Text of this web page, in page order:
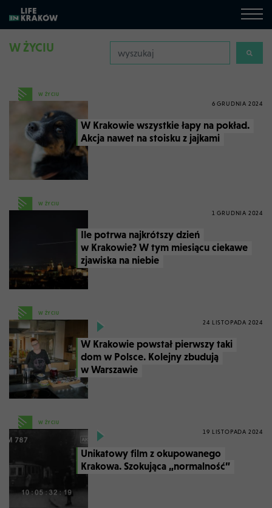
W ŻYCIU
W ŻYCIU
6 GRUDNIA 2024
W Krakowie wszystkie łapy na pokład.
Akcja nawet na stoisku z jajkami
W ŻYCIU
1 GRUDNIA 2024
Ile potrwa najkrótszy dzień
w Krakowie? W tym miesiącu ciekawe
zjawiska na niebie
W ŻYCIU
24 LISTOPADA 2024
W Krakowie powstał pierwszy taki
dom w Polsce. Kolejny zbudują
w Warszawie
W ŻYCIU
19 LISTOPADA 2024
Unikatowy film z okupowanego
Krakowa. Szokująca „normalność”